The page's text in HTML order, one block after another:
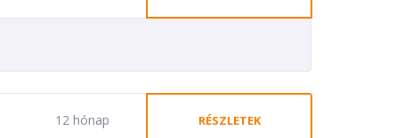
12 hónap RÉSZLETEK